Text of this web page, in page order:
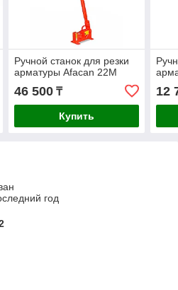
Ручной станок для резки
арматуры Afacan 22М
46 500₸
Купить
12
год